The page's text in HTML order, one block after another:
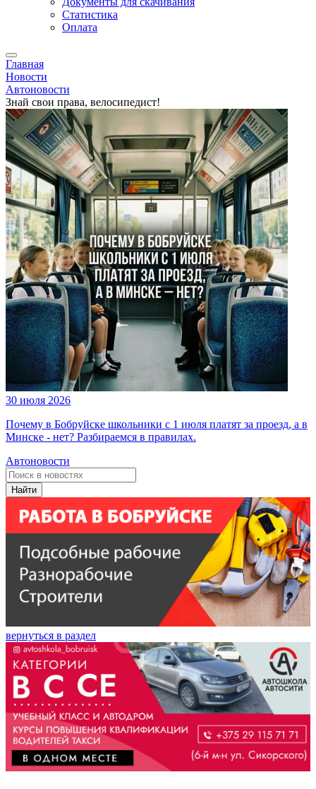
Статистика
Оплата
Главная
Новости
Автоновости
Знай свои права, велосипедист!
30 июля 2026
Почему в Бобруйске школьники с 1 июля платят за проезд, а в
Минске - нет? Разбираемся в правилах.
Автоновости
Найти
вернуться в раздел